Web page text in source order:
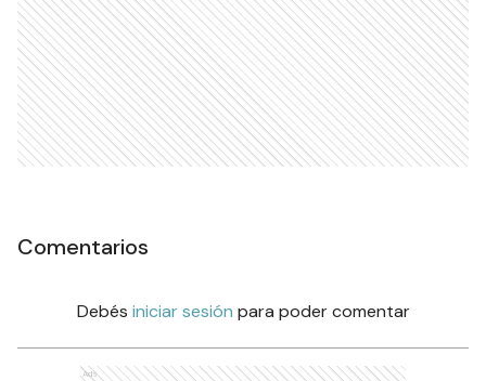
Comentarios
Debés iniciar sesión para poder comentar
Ads